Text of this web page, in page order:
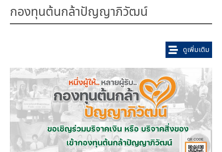
กองทุนต้นกล้าปัญญาภิวัฒน์
ดูเพิ่มเติม